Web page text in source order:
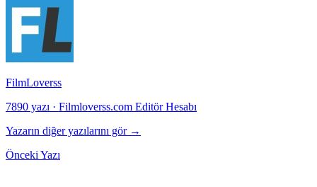
FilmLoverss
7890 yazı · Filmloverss.com Editör Hesabı
Yazarın diğer yazılarını gör →
Önceki Yazı